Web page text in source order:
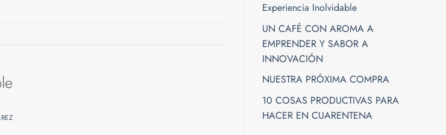
Experiencia Inolvidable
UN CAFÉ CON AROMA A
EMPRENDER Y SABOR A
INNOVACIÓN
NUESTRA PRÓXIMA COMPRA
10 COSAS PRODUCTIVAS PARA
HACER EN CUARENTENA